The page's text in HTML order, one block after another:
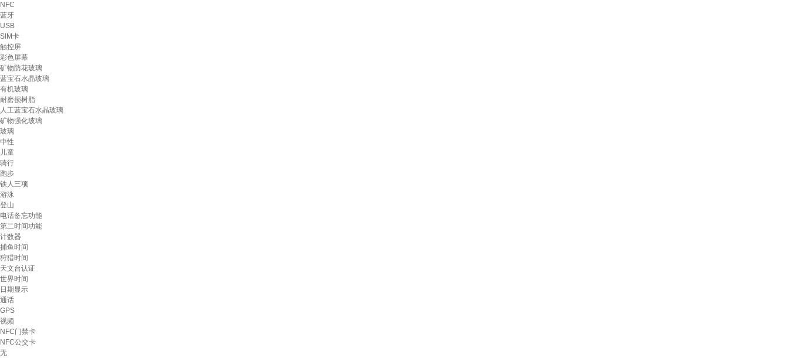
NFC
蓝牙
USB
SIM卡
触控屏
彩色屏幕
矿物防花玻璃
蓝宝石水晶玻璃
有机玻璃
耐磨损树脂
人工蓝宝石水晶玻璃
矿物强化玻璃
玻璃
中性
儿童
骑行
跑步
铁人三项
游泳
登山
电话备忘功能
第二时间功能
计数器
捕鱼时间
狩猎时间
天文台认证
世界时间
日期显示
通话
GPS
视频
NFC门禁卡
NFC公交卡
无